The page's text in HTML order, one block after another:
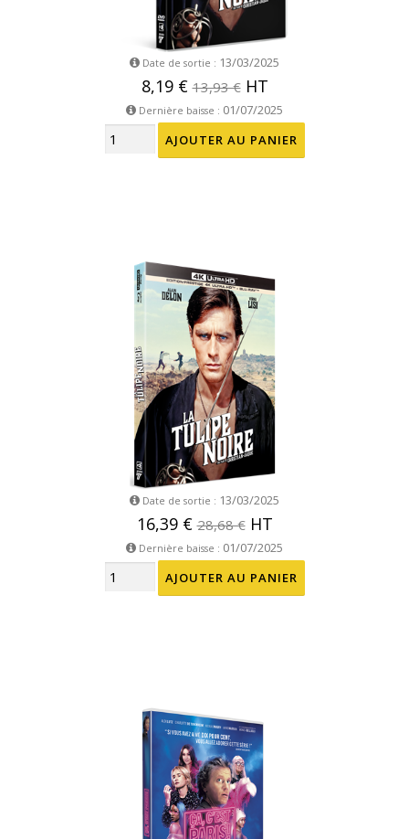
Date de sortie : 13/03/2025
8,19 €13,93 €HT
Dernière baisse : 01/07/2025
Date de sortie : 13/03/2025
16,39 €28,68 €HT
Dernière baisse : 01/07/2025